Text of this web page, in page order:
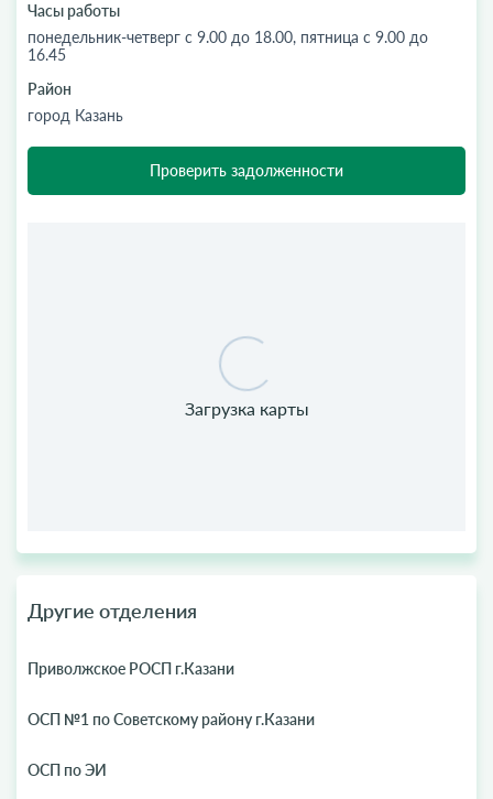
Часы работы
понедельник-четверг с 9.00 до 18.00, пятница с 9.00 до
16.45
Район
город Казань
Проверить задолженности
Другие отделения
Приволжское РОСП г.Казани
ОСП №1 по Советскому району г.Казани
ОСП по ЭИ